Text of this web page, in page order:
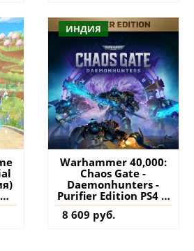
аккаунт
ИНДИЯ
Warhammer 40,000:
Chaos Gate -
Daemonhunters -
Purifier Edition PS4 &
PS5 (Индия) купить
игру на аккаунт
8 609 руб.